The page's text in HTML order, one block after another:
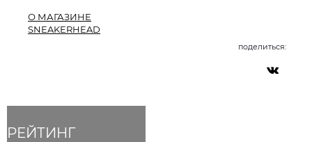
РЕЙТИНГ
О МАГАЗИНЕ
SNEAKERHEAD
поделиться: